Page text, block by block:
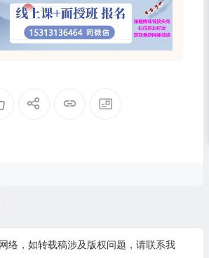
络，如转载稿涉及版权问题，请联系我